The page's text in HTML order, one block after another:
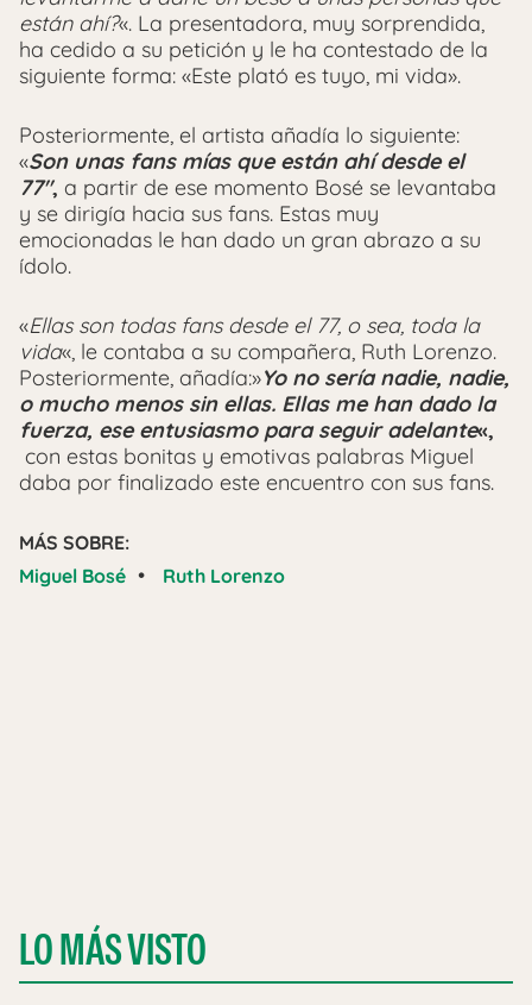
están ahí?«. La presentadora, muy sorprendida,
ha cedido a su petición y le ha contestado de la
siguiente forma: «Este plató es tuyo, mi vida».
Posteriormente, el artista añadía lo siguiente:
«Son unas fans mías que están ahí desde el
77″, a partir de ese momento Bosé se levantaba
y se dirigía hacia sus fans. Estas muy
emocionadas le han dado un gran abrazo a su
ídolo.
«Ellas son todas fans desde el 77, o sea, toda la
vida«, le contaba a su compañera, Ruth Lorenzo.
Posteriormente, añadía:»Yo no sería nadie, nadie,
o mucho menos sin ellas. Ellas me han dado la
fuerza, ese entusiasmo para seguir adelante«,
con estas bonitas y emotivas palabras Miguel
daba por finalizado este encuentro con sus fans.
MÁS SOBRE:
Miguel Bosé • Ruth Lorenzo
LO MÁS VISTO